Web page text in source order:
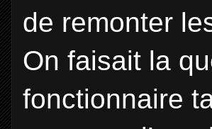
de remonter
On faisait la
fonctionnaire